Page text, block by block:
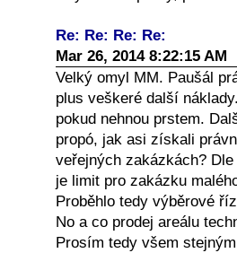
Re: Re: Re: Re:
Mar 26, 2014 8:22:15 AM
Velký omyl MM. Paušál
plus veškeré další
pokud nehnou prstem.
propó, jak asi získali
veřejných zakázkách?
je limit pro zakázku
Proběhlo tedy výběrové
No a co prodej areálu
Prosím tedy všem